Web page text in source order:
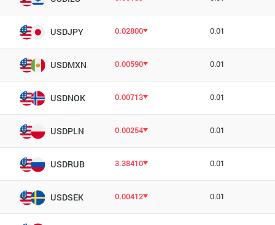
USDJPY 0.02800 0.01
USDMXN 0.00590 0.01
USDNOK 0.00713 0.01
USDPLN 0.00254 0.01
USDRUB 3.38410 0.01
USDSEK 0.00412 0.01